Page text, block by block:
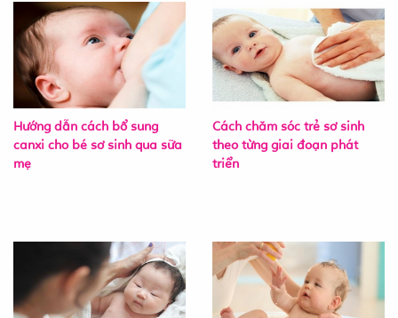
Hướng dẫn cách bổ sung
canxi cho bé sơ sinh qua sữa
mẹ
Cách chăm sóc trẻ sơ sinh
theo từng giai đoạn phát
triển